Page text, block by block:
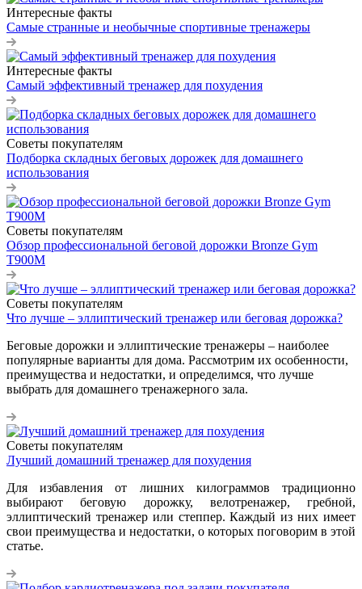
Интересные факты
Самые странные и необычные спортивные тренажеры
Интересные факты
Самый эффективный тренажер для похудения
Советы покупателям
Подборка складных беговых дорожек для домашнего
использования
Советы покупателям
Обзор профессиональной беговой дорожки Bronze Gym
T900M
Советы покупателям
Что лучше – эллиптический тренажер или беговая дорожка?
Беговые дорожки и эллиптические тренажеры – наиболее
популярные варианты для дома. Рассмотрим их особенности,
преимущества и недостатки, и определимся, что лучше
выбрать для домашнего тренажерного зала.
Советы покупателям
Лучший домашний тренажер для похудения
Для избавления от лишних килограммов традиционно
выбирают беговую дорожку, велотренажер, гребной,
эллиптический тренажер или степпер. Каждый из них имеет
свои преимущества и недостатки, о которых поговорим в этой
статье.